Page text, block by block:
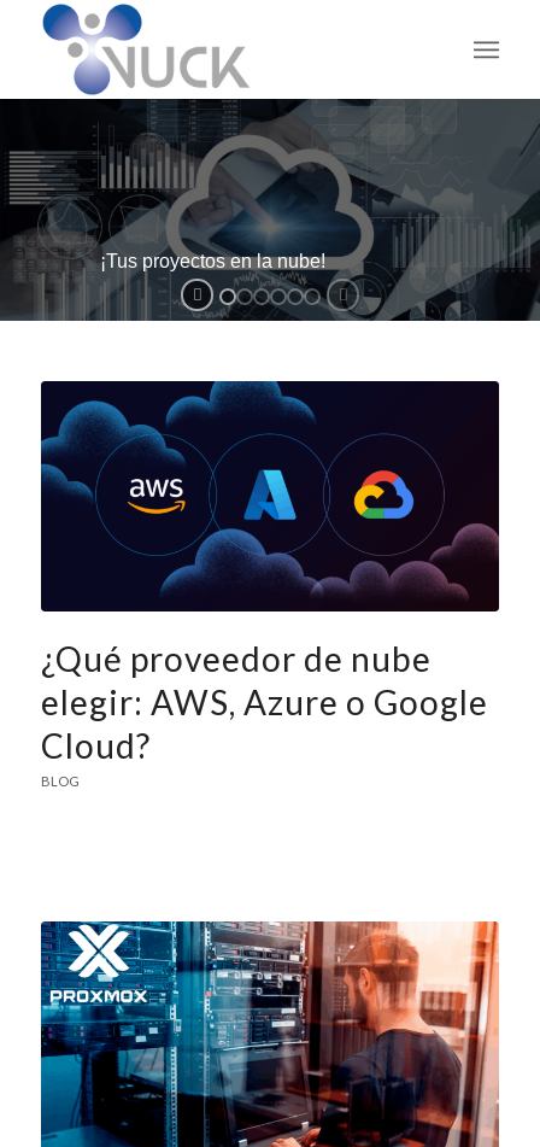
V-CLOUD
¡Tus proyectos en la nube!
¿Qué proveedor de nube
elegir: AWS, Azure o Google
Cloud?
BLOG